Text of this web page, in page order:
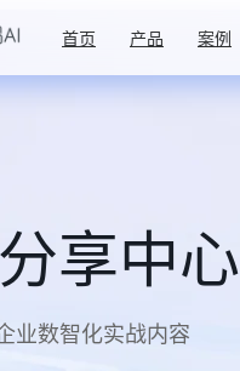
首页 产品 案例
享中心
业数智化实战内容